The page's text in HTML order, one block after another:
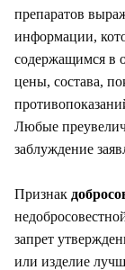
препаратов
информации,
содержащимся в
цены, состава,
Любые
заблуждение
Признак
запрет
или изделие